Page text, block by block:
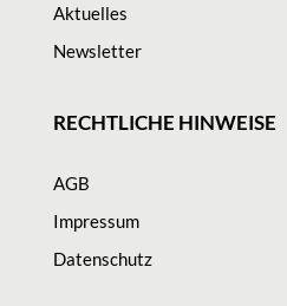
Aktuelles
Newsletter
RECHTLICHE HINWEISE
AGB
Impressum
Datenschutz